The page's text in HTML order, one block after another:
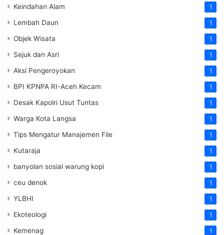
Keindahan Alam 1
Lembah Daun 1
Objek Wisata 1
Sejuk dan Asri 1
Aksi Pengeroyokan 1
BPI KPNPA RI-Aceh Kecam 1
Desak Kapolri Usut Tuntas 1
Warga Kota Langsa 1
Tips Mengatur Manajemen File 1
Kutaraja 1
banyolan sosial warung kopi 1
ceu denok 1
YLBHI 1
Ekoteologi 1
Kemenag 1